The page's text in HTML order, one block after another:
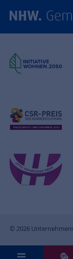
© 2026
Sie möchten uns Post